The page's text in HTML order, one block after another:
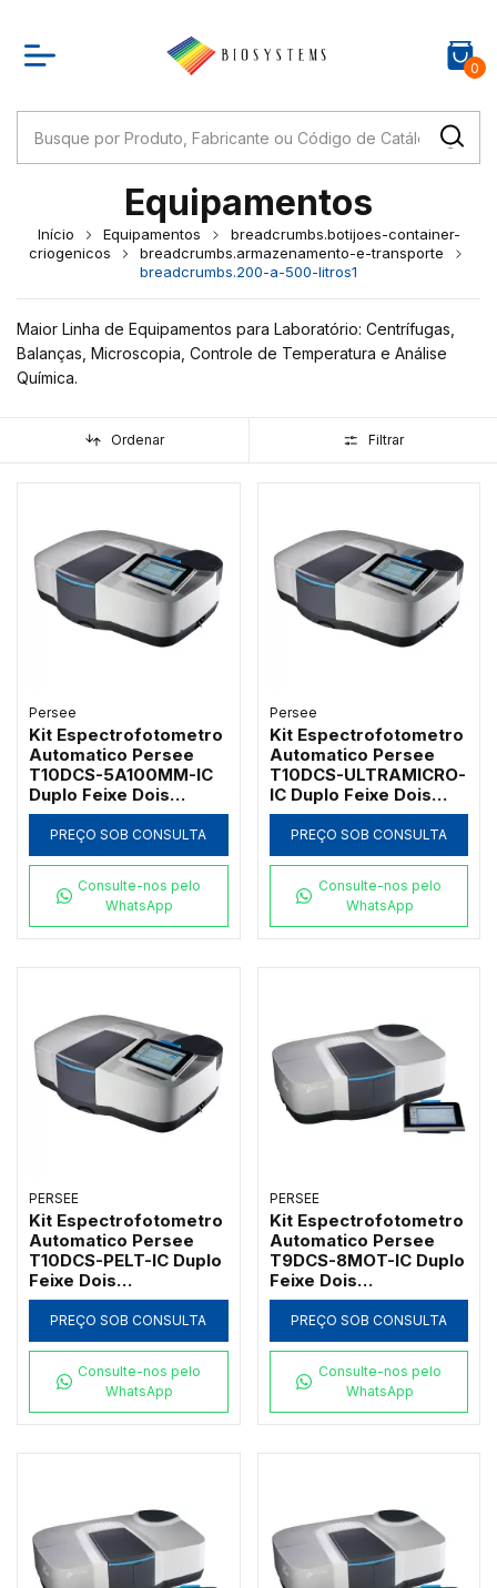
0
Equipamentos
Início Equipamentos
breadcrumbs.botijoes-container-
criogenicos
breadcrumbs.armazenamento-e-transporte
breadcrumbs.200-a-500-litros1
Maior Linha de Equipamentos para Laboratório: Centrífugas,
Balanças, Microscopia, Controle de Temperatura e Análise
Química.
Ordenar Filtrar
Persee
Kit Espectrofotometro
Automatico Persee
T10DCS-5A100MM-IC
Duplo Feixe Dois
Monocromadores com
Suportes para Cubetas
de 5mm a 100mm
PREÇO SOB CONSULTA
Consulte-nos pelo
WhatsApp
Persee
Kit Espectrofotometro
Automatico Persee
T10DCS-ULTRAMICRO-
IC Duplo Feixe Dois
Monocromadores com
Suporte para 2
Ultramicro Cubetas
PREÇO SOB CONSULTA
Consulte-nos pelo
WhatsApp
PERSEE
Kit Espectrofotometro
Automatico Persee
T10DCS-PELT-IC Duplo
Feixe Dois
Monocromadores com
Controle de
Temperatura Peltier
PREÇO SOB CONSULTA
Consulte-nos pelo
WhatsApp
PERSEE
Kit Espectrofotometro
Automatico Persee
T9DCS-8MOT-IC Duplo
Feixe Dois
Monocromadores com
Suporte Motorizado
para 8 Cubetas de
PREÇO SOB CONSULTA
Consulte-nos pelo
WhatsApp